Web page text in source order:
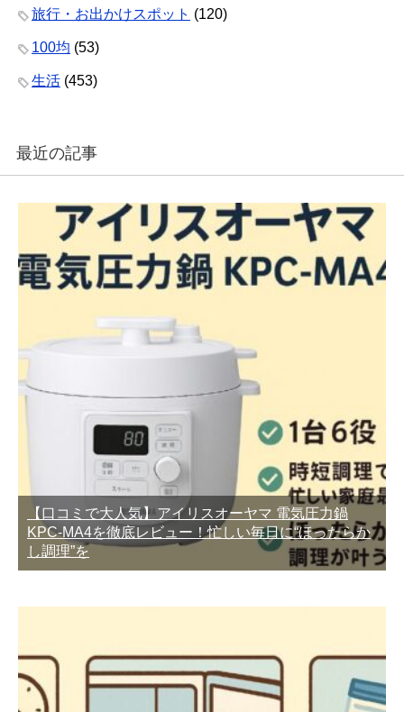
旅行・お出かけスポット (120)
100均 (53)
生活 (453)
最近の記事
【口コミで大人気】アイリスオーヤマ 電気圧力鍋
KPC-MA4を徹底レビュー！忙しい毎日に“ほったらか
し調理”を